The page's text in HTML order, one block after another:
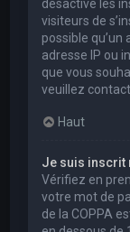
désactivé les
visiteurs de
possible
adresse IP ou
que vous
veuillez
Haut
Je suis inscrit
Vérifiez en
votre mot de
de la COPPA